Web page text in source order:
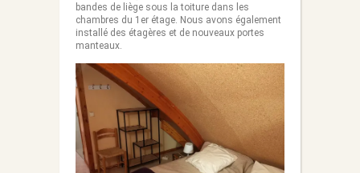
bandes de liège sous la toiture dans les
chambres du 1er étage. Nous avons également
installé des étagères et de nouveaux portes
manteaux.